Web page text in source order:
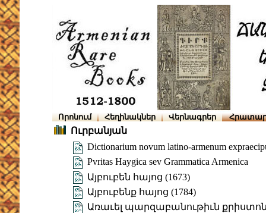
Որոնում Հեղինակներ Վերնագրեր
Ուրբանյան
Dictionarium novum latino-armenum
Pvritas Haygica sev Grammatica Armenica
Այբուբեն հայոց (1673)
Այբուբենք հայոց (1784)
Առաւել պարզաբանութիւն